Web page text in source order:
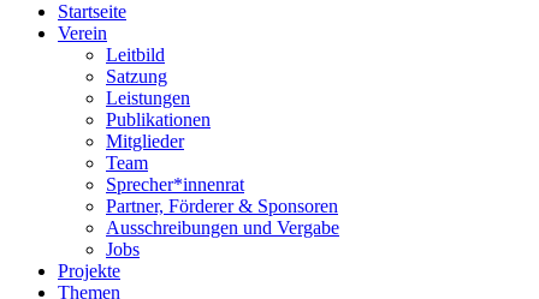
Startseite
Verein
Leitbild
Satzung
Leistungen
Publikationen
Mitglieder
Team
Sprecher*innenrat
Partner, Förderer & Sponsoren
Ausschreibungen und Vergabe
Jobs
Projekte
Themen